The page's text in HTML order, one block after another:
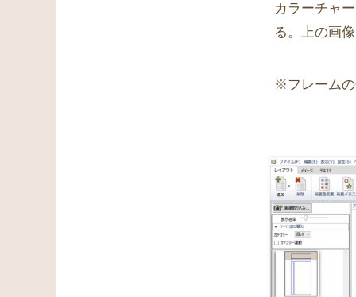
カラーチャ
る。上の画
※フレーム